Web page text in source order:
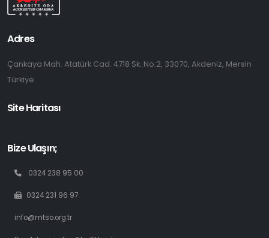
Adres
Çankaya Mah. Atatürk Cad. 4718 Sk. No:2, 33070, Akdeniz, Mersin
Türkiye
Site Haritası
Bize Ulaşın;
0324 238 95 00
0324 231 96 97
info@mtso.org.tr